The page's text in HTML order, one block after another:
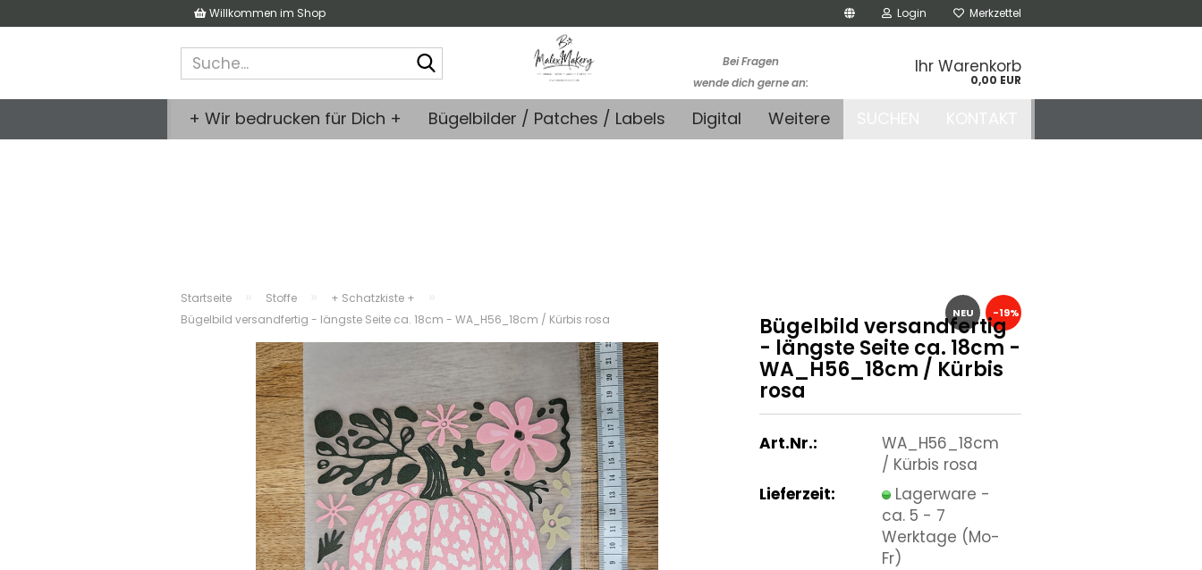
Willkommen im Shop Login Merkzettel
Bei Fragen
wende dich gerne an:
kontakt@stoffmonk.de
-Kein telefonischer
Ihr Warenkorb
0,00 EUR
+ Wir bedrucken für Dich + Bügelbilder / Patches / Labels Digital Weitere
Startseite Stoffe + Schatzkiste +
Bügelbild versandfertig - längste Seite ca. 18cm - WA_H56_18cm / Kürbis rosa NEU -19%
Bügelbild versandfertig
- längste Seite ca. 18cm -
WA_H56_18cm / Kürbis
rosa
Art.Nr.:
WA_H56_18cm
/ Kürbis rosa
Lieferzeit:
Lagerware -
ca. 5 - 7
Werktage (Mo-
Fr)